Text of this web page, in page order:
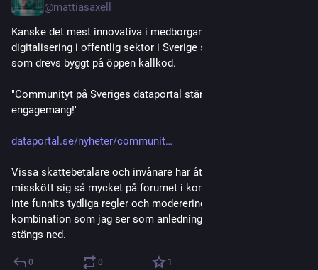
@mattiasaxell
Kanske det mest innovativa i medborgardialog inom IT och
digitalisering i offentlig sektor i Sverige stängs ned - ett forum
som drevs byggt på öppen källkod.
"Communityt på Sveriges dataportal stängs ner – tack för ert
engagemang!"
dataportal.se/nyheter/communit
Vissa skattebetalare och invånare har återupprepade gånger
misskött sig så mycket på forumet i kombination med att det
inte funnits tydliga regler och moderering. En tråkig
kombination som jag ser som anledningar till varför det
stängs ned.
0 0 1